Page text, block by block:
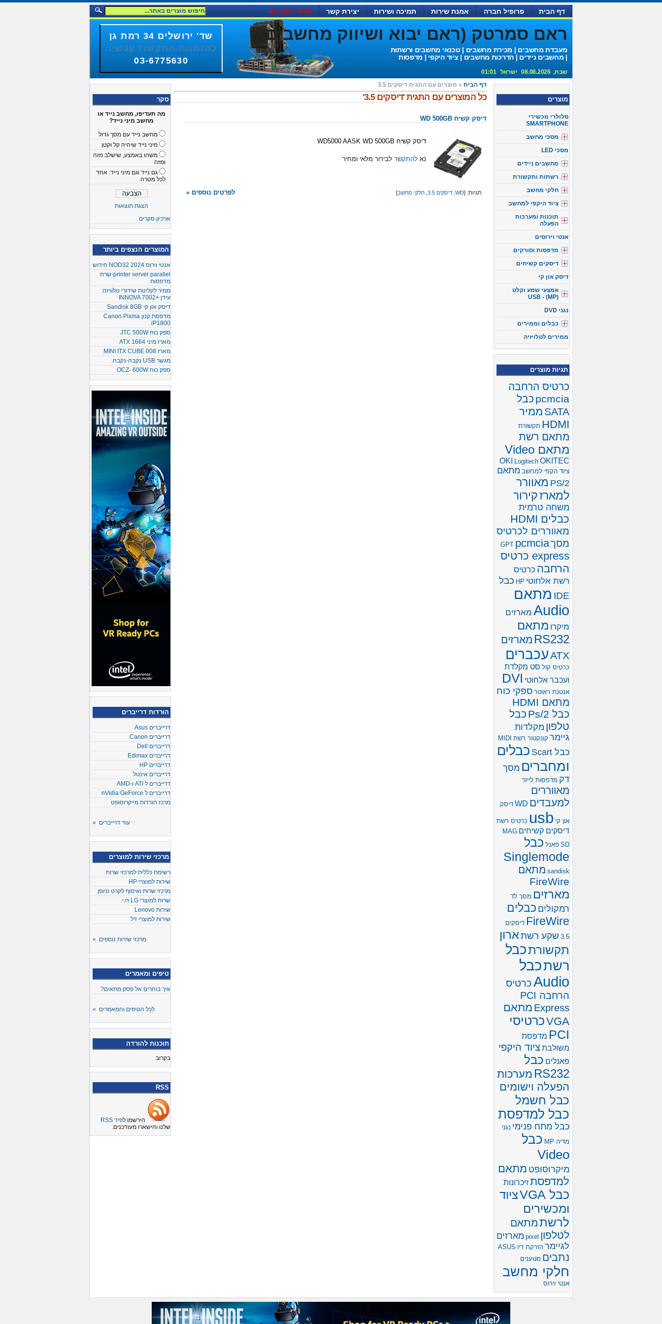
דף הבית פרופיל חברה אמנת שירות תמיכה ושירות יצירת קשר עכשיו במבצע
ראם סמרטק (ראם יבוא ושיווק מחשבים )
מעבדת מחשבים | מכירת מחשבים | טכנאי מחשבים ורשתות
| מחשבים ניידים | הדרכות מחשבים | ציוד היקפי | מדפסות
שבת, 08.08.2026 ישראל 01:01
שד' ירושלים 34 רמת גן
להזמנות התקשרו עכשיו:
03-6775630
סקר
מה תעדיפו, מחשב נייד או
מחשב מיני נייד?
מחשב נייד עם מסך גדול
מיני נייד שיהיה קל וקטן
משהו באמצע, שישלב מזה
ומזה
גם נייד וגם מיני נייד. אחד
לכל מטרה
הצגת תוצאות
ארכיון סקרים
המוצרים הנצפים ביותר
אנטי וירוס NOD32 2024 חידוש
printer server parallel-שרת
מדפסות
ממיר לקליטת שידורי טלוויזה
עידן +INNOVA 7002
דיסק און קי Sandisk 8GB
מדפסת קנון Canon Pixma
iP1800
ספק כוח JTC 500W
מארז מיני ATX 1664
מארז MINI ITX CUBE 008
מגשר USB נקבה-נקבה.
ספק כוח OCZ- 600W
הורדות דרייברים
דרייברים Asus
דרייברים Canon
דרייברים Dell
דרייברים Edimax
דרייברים HP
דרייברים אינטל
דרייברים ל ATI ו-AMD
דרייברים ל nVidia GeForce
מרכז הורדות מייקרוסופט
עוד דרייברים »
מרכזי שירות למוצרים
רשימת כללית למרכזי שרות
שירות למוצרי HP
מרכזי שרות ואיסוף לקרט וניופן
שרות למוצרי LG ח.י.
שירות Lenovo
שירות למוצרי דל
מרכזי שירות נוספים »
טיפים ומאמרים
איך בוחרים אל פסק מתאים?
לכל הטיפים והמאמרים »
תוכנות להורדה
בקרוב
RSS
הירשמו לפיד RSS
שלנו והישארו מעודכנים.
דף הבית » מוצרים עם התגית דיסקים 3.5
כל המוצרים עם התגית 'דיסקים 3.5'
דיסק קשיח WD 500GB
דיסק קשיח WD5000 AASK WD 500GB
נא להתקשר לבירור מלאי ומחיר
לפרטים נוספים » תגיות: [WD דיסקים 3.5 חלקי מחשב]
מוצרים
סלולרי מכשירי
SMARTPHONE
מסכי מחשב
מסכי LED
מחשבים ניידים
רשתות ותקשורת
חלקי מחשב
ציוד היקפי למחשב
תוכנות ומערכות
הפעלה
אנטי וירוסים
מדפסות וסורקים
דיסקים קשיחים
דיסק און קי
אמצעי שמע וקלט
(USB - (MP
נגני DVD
כבלים וממירים
ממירים לטלויזיה
תגיות מוצרים
כרטיס הרחבה
pcmcia כבל
SATA ממיר
HDMI תקשורת
מתאם רשת
מתאם Video
OKI Logitech OKITEC
ציוד הקפי למחשב מתאם
PS/2 מאוורר
למארזקירור
משחה טרמית
כבלים HDMI
מאווררים לכרטיס
מסך
GPT pcmcia
express כרטיס
הרחבה כרטיס
רשת אלחוטי HP כבל
IDE מתאם
Audio מארזים
מיקרו מתאם
RS232 מארזים
ATXעכברים
כרטיס קול סט מקלדת
ועכבר אלחוטי DVI
אנטנת ראוטר ספקי כוח
מתאם HDMI
כבל Ps/2
כבל
טלפון מקלדות
גיימר קונקטור רשת MIDI
כבל Scart
כבלים
ומחברים מסך
דק מדפסות לייזר
מאווררים
למעבדים WD דיסק
און קי usb כרטיס רשת
דיסקים קשיחים MAG
SD פאנל כבל
Singlemode
sandisk מתאם
FireWire
מארזים מסך לד
רמקולים כבלים
FireWire דיסקים
3.5 שקע רשתארון
תקשורתכבל
רשתכבל
Audioכרטיס
הרחבה PCI
Express מתאם
VGAכרטיסי
PCI מדפסת
משולבת ציוד היקפי
פאנלים כבל
RS232 מערכות
הפעלה וישומים
כבל חשמל
כבל למדפסת
כבל מתח פנימי נגני
מדיה MP
כבל
Video
מיקרוסופט מתאם
למדפסתזיכרונות
כבל VGA
ציוד
ומכשירים
לרשתמתאם
לטלפון pixel מארזים
לגיימר הזרקת דיו ASUS
נתבים מטענים
חלקי מחשב
אנטי וירוס